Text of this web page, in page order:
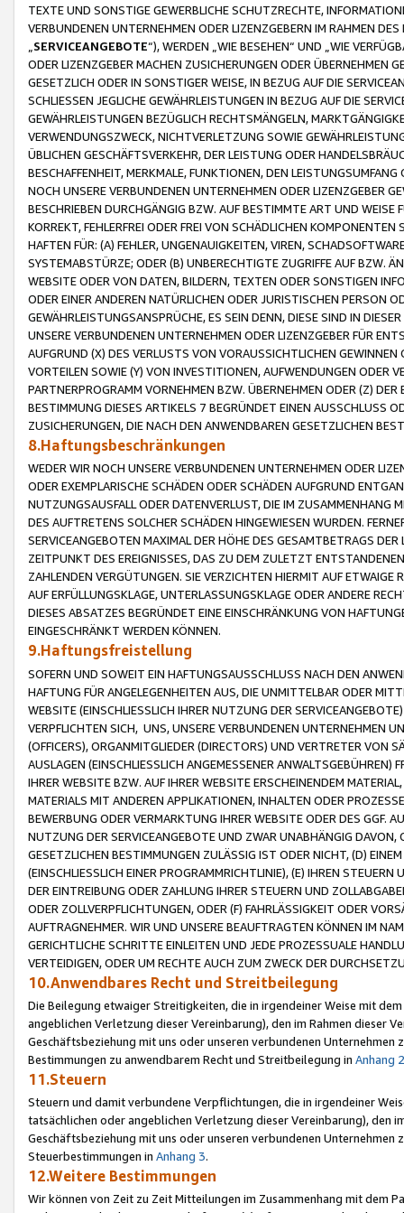
TEXTE UND SONSTIGE GEWERBLICHE SCHUTZRECHTE,
VERBUNDENEN UNTERNEHMEN ODER LIZENZGEBERN IM RAHMEN
SERVICEANGEBOTE“), WERDEN „WIE BESEHEN“ UND „WIE
ODER LIZENZGEBER MACHEN ZUSICHERUNGEN ODER ÜBERNEHMEN
GESETZLICH ODER IN SONSTIGER WEISE, IN BEZUG AUF DIE
SCHLIESSEN JEGLICHE GEWÄHRLEISTUNGEN IN BEZUG AUF DIE
GEWÄHRLEISTUNGEN BEZÜGLICH RECHTSMÄNGELN,
VERWENDUNGSZWECK, NICHTVERLETZUNG SOWIE
ÜBLICHEN GESCHÄFTSVERKEHR, DER LEISTUNG ODER
BESCHAFFENHEIT, MERKMALE, FUNKTIONEN, DEN
NOCH UNSERE VERBUNDENEN UNTERNEHMEN ODER LIZENZGEBER
BESCHRIEBEN DURCHGÄNGIG BZW. AUF BESTIMMTE ART UND
KORREKT, FEHLERFREI ODER FREI VON SCHÄDLICHEN
HAFTEN FÜR: (A) FEHLER, UNGENAUIGKEITEN, VIREN,
SYSTEMABSTÜRZE; ODER (B) UNBERECHTIGTE ZUGRIFFE AUF BZW.
WEBSITE ODER VON DATEN, BILDERN, TEXTEN ODER SONSTIGEN
ODER EINER ANDEREN NATÜRLICHEN ODER JURISTISCHEN PERSON
GEWÄHRLEISTUNGSANSPRÜCHE, ES SEIN DENN, DIESE SIND IN
UNSERE VERBUNDENEN UNTERNEHMEN ODER LIZENZGEBER FÜR
AUFGRUND (X) DES VERLUSTS VON VORAUSSICHTLICHEN
VORTEILEN SOWIE (Y) VON INVESTITIONEN, AUFWENDUNGEN ODER
PARTNERPROGRAMM VORNEHMEN BZW. ÜBERNEHMEN ODER (Z)
BESTIMMUNG DIESES ARTIKELS 7 BEGRÜNDET EINEN AUSSCHLUSS
ZUSICHERUNGEN, DIE NACH DEN ANWENDBAREN GESETZLICHEN
8.Haftungsbeschränkungen
WEDER WIR NOCH UNSERE VERBUNDENEN UNTERNEHMEN ODER
ODER EXEMPLARISCHE SCHÄDEN ODER SCHÄDEN AUFGRUND
NUTZUNGSAUSFALL ODER DATENVERLUST, DIE IM ZUSAMMENHANG
DES AUFTRETENS SOLCHER SCHÄDEN HINGEWIESEN WURDEN.
SERVICEANGEBOTEN MAXIMAL DER HÖHE DES GESAMTBETRAGS
ZEITPUNKT DES EREIGNISSES, DAS ZU DEM ZULETZT
ZAHLENDEN VERGÜTUNGEN. SIE VERZICHTEN HIERMIT AUF
AUF ERFÜLLUNGSKLAGE, UNTERLASSUNGSKLAGE ODER ANDERE
DIESES ABSATZES BEGRÜNDET EINE EINSCHRÄNKUNG VON
EINGESCHRÄNKT WERDEN KÖNNEN.
9.Haftungsfreistellung
SOFERN UND SOWEIT EIN HAFTUNGSAUSSCHLUSS NACH DEN
HAFTUNG FÜR ANGELEGENHEITEN AUS, DIE UNMITTELBAR ODER
WEBSITE (EINSCHLIESSLICH IHRER NUTZUNG DER
VERPFLICHTEN SICH, UNS, UNSERE VERBUNDENEN UNTERNEHMEN
(OFFICERS), ORGANMITGLIEDER (DIRECTORS) UND VERTRETER VON
AUSLAGEN (EINSCHLIESSLICH ANGEMESSENER
IHRER WEBSITE BZW. AUF IHRER WEBSITE ERSCHEINENDEM
MATERIALS MIT ANDEREN APPLIKATIONEN, INHALTEN ODER
BEWERBUNG ODER VERMARKTUNG IHRER WEBSITE ODER DES GGF.
NUTZUNG DER SERVICEANGEBOTE UND ZWAR UNABHÄNGIG
GESETZLICHEN BESTIMMUNGEN ZULÄSSIG IST ODER NICHT, (D)
(EINSCHLIESSLICH EINER PROGRAMMRICHTLINIE), (E) IHREN
DER EINTREIBUNG ODER ZAHLUNG IHRER STEUERN UND
ODER ZOLLVERPFLICHTUNGEN, ODER (F) FAHRLÄSSIGKEIT ODER
AUFTRAGNEHMER. WIR UND UNSERE BEAUFTRAGTEN KÖNNEN IM
GERICHTLICHE SCHRITTE EINLEITEN UND JEDE PROZESSUALE
VERTEIDIGEN, ODER UM RECHTE AUCH ZUM ZWECK DER
10.Anwendbares Recht und Streitbeilegung
Die Beilegung etwaiger Streitigkeiten, die in irgendeiner Weise mit
angeblichen Verletzung dieser Vereinbarung), den im Rahmen dieser
Geschäftsbeziehung mit uns oder unseren verbundenen
Bestimmungen zu anwendbarem Recht und Streitbeilegung in Anhang 2
11.Steuern
Steuern und damit verbundene Verpflichtungen, die in irgendeiner
tatsächlichen oder angeblichen Verletzung dieser Vereinbarung), den
Geschäftsbeziehung mit uns oder unseren verbundenen
Steuerbestimmungen in Anhang 3.
12.Weitere Bestimmungen
Wir können von Zeit zu Zeit Mitteilungen im Zusammenhang mit dem